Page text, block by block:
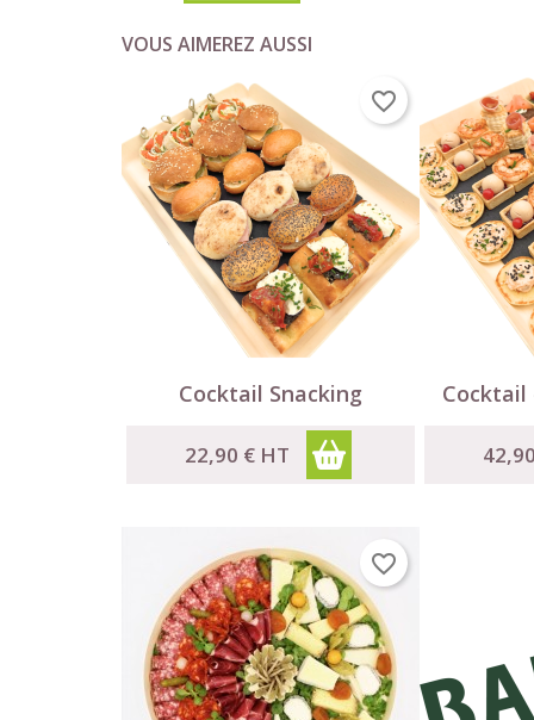
VOUS AIMEREZ AUSSI
Cocktail Snacking
22,90 € HT
Aperçu rapide
favorite_border
Cocktail

favorite_border